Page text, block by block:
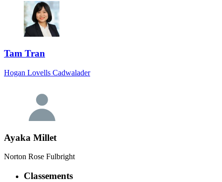
Tam Tran
Hogan Lovells Cadwalader
Ayaka Millet
Norton Rose Fulbright
Classements